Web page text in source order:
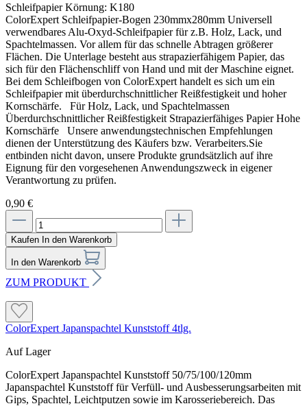
Schleifpapier Körnung: K180
ColorExpert Schleifpapier-Bogen 230mmx280mm Universell
verwendbares Alu-Oxyd-Schleifpapier für z.B. Holz, Lack, und
Spachtelmassen. Vor allem für das schnelle Abtragen größerer
Flächen. Die Unterlage besteht aus strapazierfähigem Papier, das
sich für den Flächenschliff von Hand und mit der Maschine eignet.
Bei dem Schleifbogen von ColorExpert handelt es sich um ein
Schleifpapier mit überdurchschnittlicher Reißfestigkeit und hoher
Kornschärfe. Für Holz, Lack, und Spachtelmassen
Überdurchschnittlicher Reißfestigkeit Strapazierfähiges Papier Hohe
Kornschärfe Unsere anwendungstechnischen Empfehlungen
dienen der Unterstützung des Käufers bzw. Verarbeiters.Sie
entbinden nicht davon, unsere Produkte grundsätzlich auf ihre
Eignung für den vorgesehenen Anwendungszweck in eigener
Verantwortung zu prüfen.
0,90 €
Kaufen In den Warenkorb
In den Warenkorb
ZUM PRODUKT
ColorExpert Japanspachtel Kunststoff 4tlg.
Auf Lager
ColorExpert Japanspachtel Kunststoff 50/75/100/120mm
Japanspachtel Kunststoff für Verfüll- und Ausbesserungsarbeiten mit
Gips, Spachtel, Leichtputzen sowie im Karosseriebereich. Das